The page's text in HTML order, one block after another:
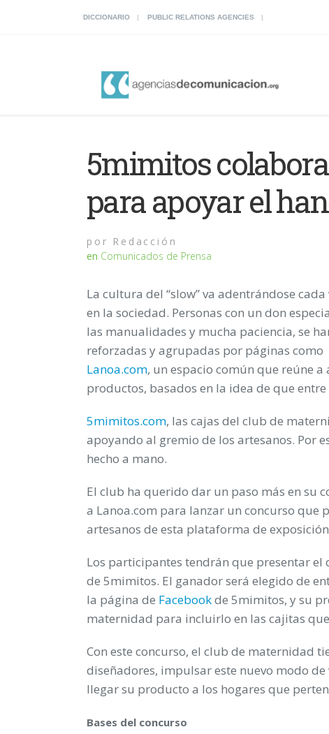
DICCIONARIO PUBLIC RELATIONS AGENCIES
5mimitos
para apoyar el
por Redacción
en Comunicados de Prensa
La cultura del “slow” va adentrándose cada
en la sociedad. Personas con un don
las manualidades y mucha paciencia, se
reforzadas y agrupadas por páginas como
Lanoa.com, un espacio común que reúne
productos, basados en la idea de que
5mimitos.com, las cajas del club de
apoyando al gremio de los artesanos. Por
hecho a mano.
El club ha querido dar un paso más en su
a Lanoa.com para lanzar un concurso que
artesanos de esta plataforma de
Los participantes tendrán que presentar
de 5mimitos. El ganador será elegido de
la página de Facebookde 5mimitos, y su
maternidad para incluirlo en las cajitas
Con este concurso, el club de maternidad
diseñadores, impulsar este nuevo modo
llegar su producto a los hogares que
Bases del concurso